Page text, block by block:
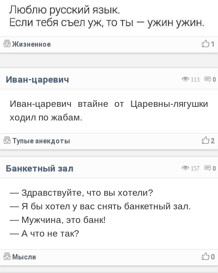
1
Жизненное
113 0
Иван-царевич
Иван-царевич втайне от Царевны-лягушки
ходил по жабам.
2
Тупые анекдоты
157 0
Банкетный зал
— Здравствуйте, что вы хотели?
— Я бы хотел у вас снять банкетный зал.
— Мужчина, это банк!
— А что не так?
0
Мысли